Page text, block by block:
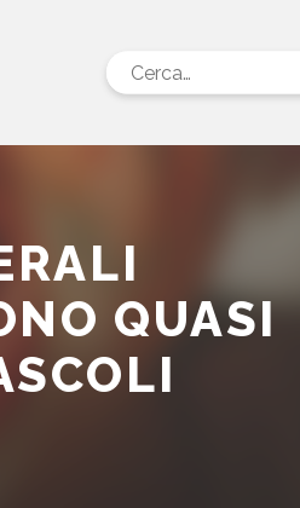
QUASI